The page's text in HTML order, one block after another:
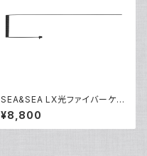
SEA&SEA LX光ファイバーケー
ブルL [09169]
¥8,800